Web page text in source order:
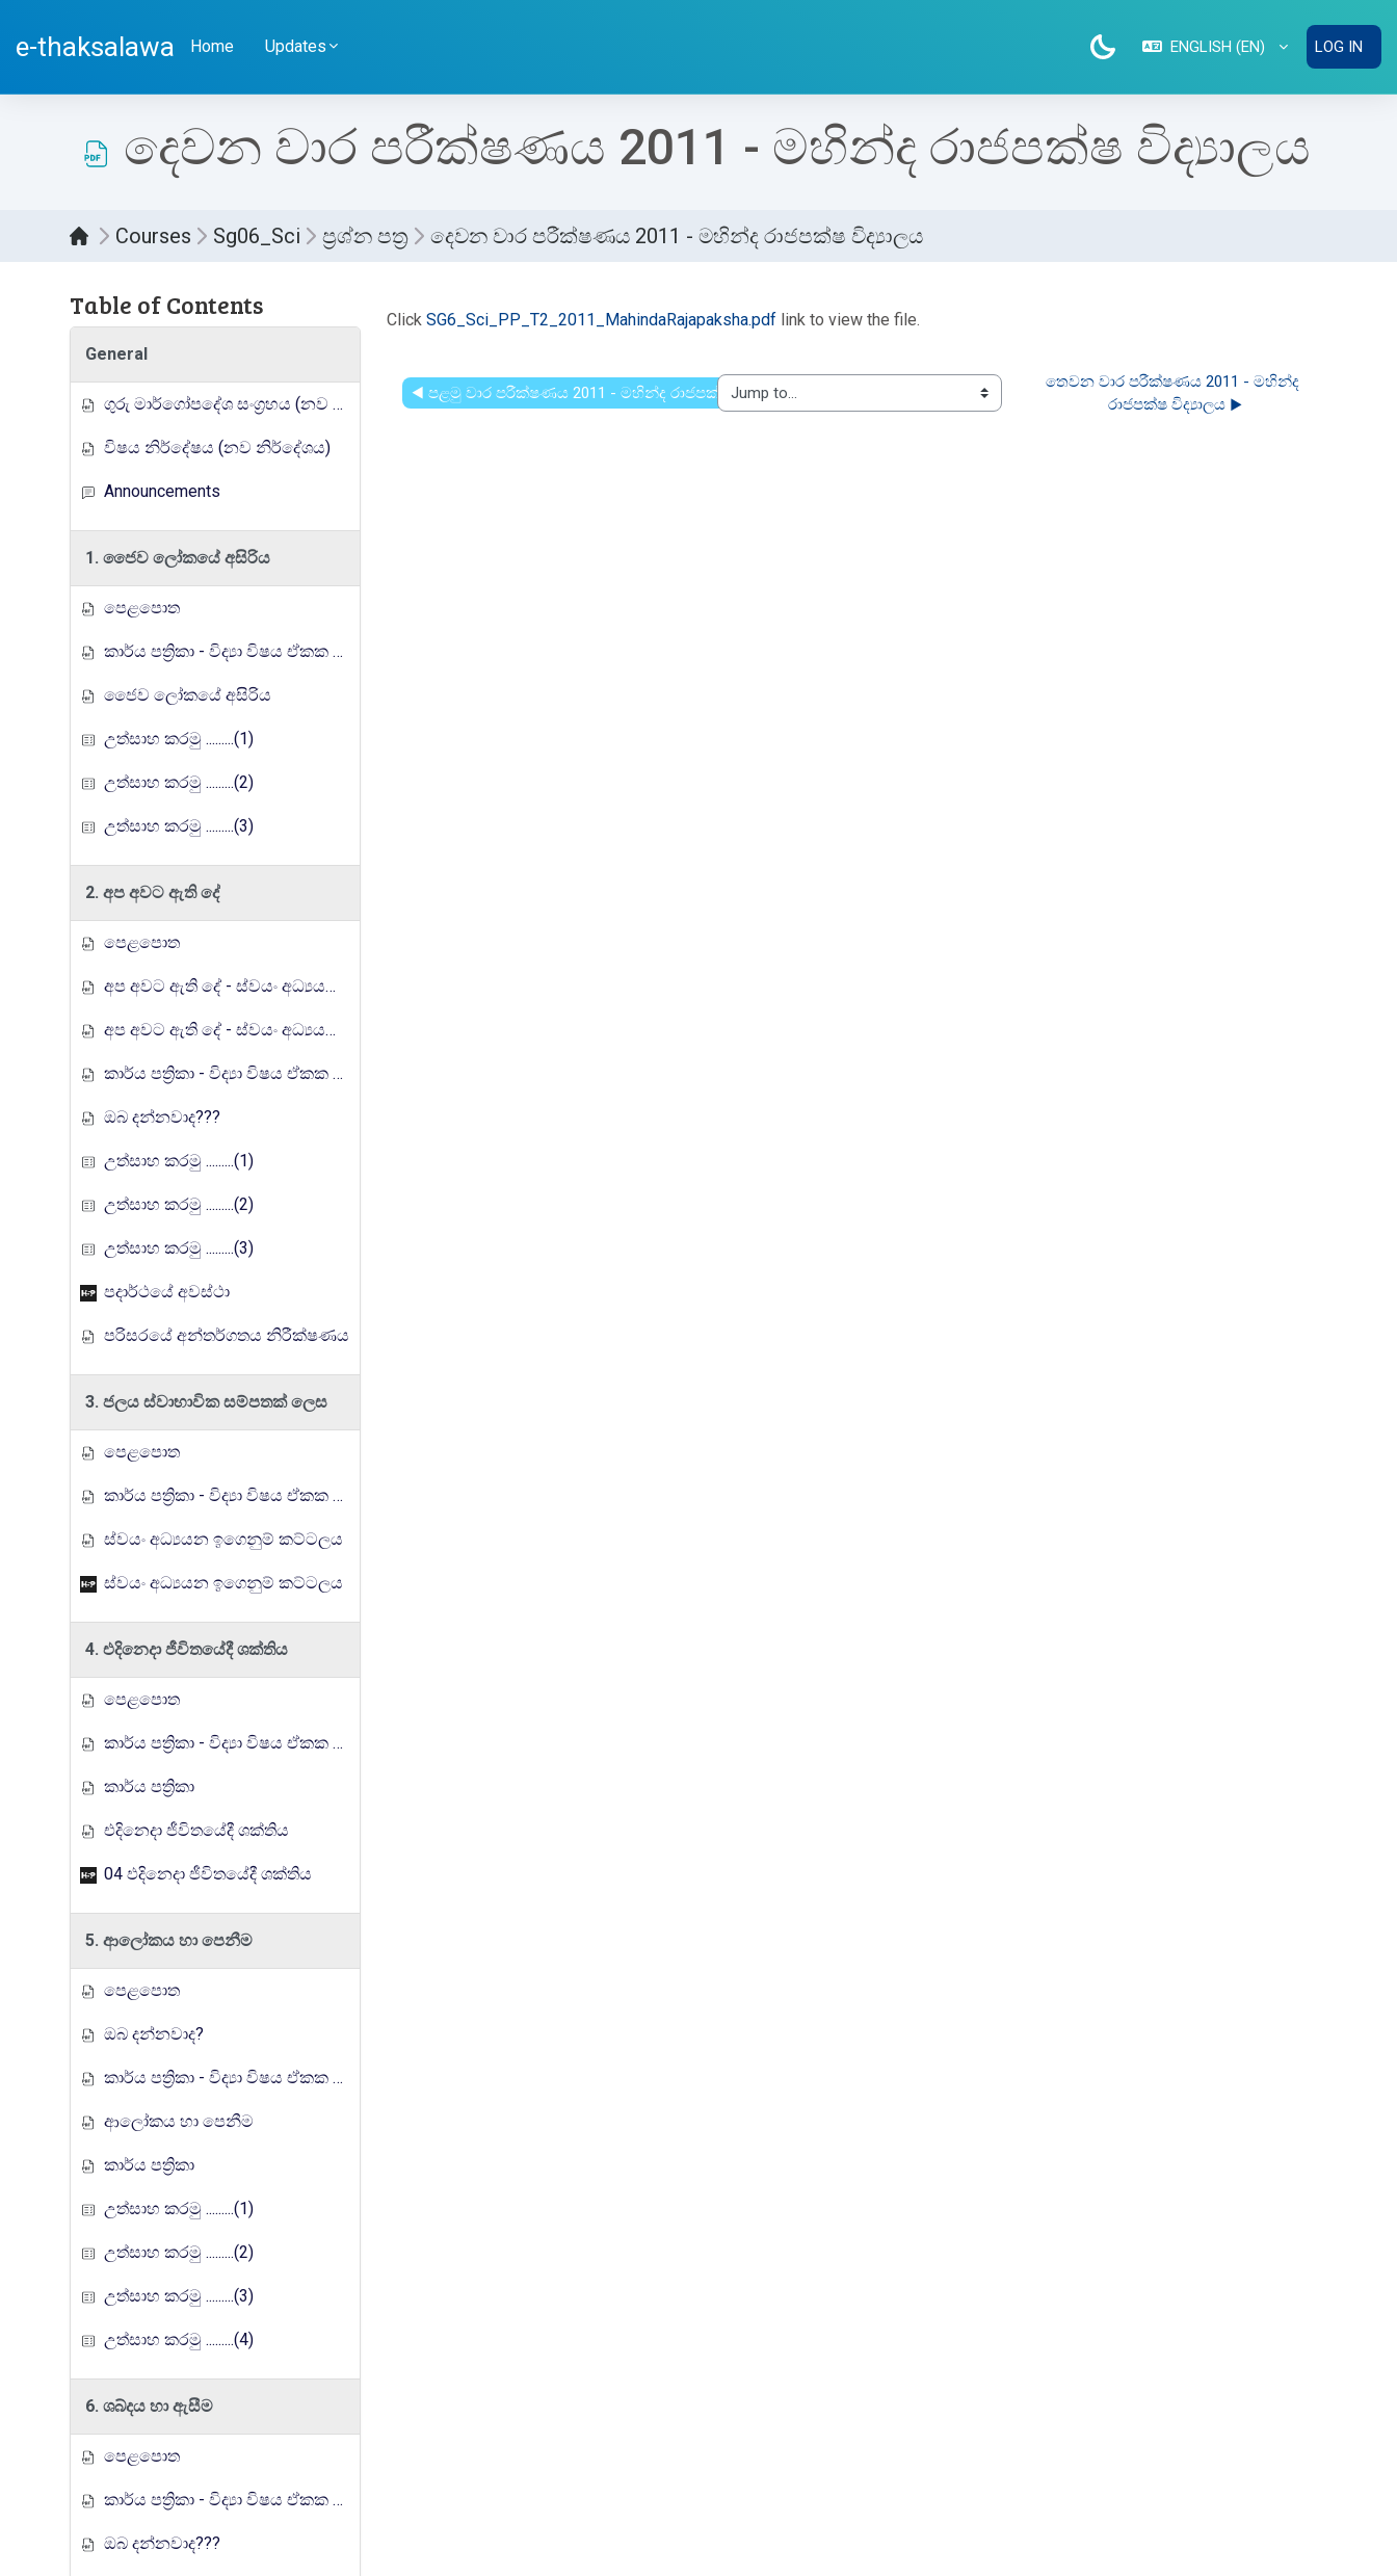
e-thaksalawa Home Updates ENGLISH ‎(EN)‎ LOG IN
දෙවන වාර පරීක්ෂණය 2011 - මහින්ද රාජපක්ෂ විද්‍යාලය
Courses Sg06_Sci ප්‍රශ්න පත්‍ර දෙවන වාර පරීක්ෂණය 2011 - මහින්ද රාජපක්ෂ විද්‍යාලය
Table of Contents
General
ගුරු මාර්ගෝපදේශ සංග්‍රහය (නව නිර්දේශය)
විෂය නිර්දේෂය (නව නිර්දේශය)
Announcements
1. ජෛව ලෝකයේ අසිරිය
පෙළපොත
කාර්ය පත්‍රිකා - විද්‍යා විෂය ඒකක සංවර්ධන වැඩසටහන, මතුගම අධ්‍යාපන කලාපය
ජෛව ලෝකයේ අසිරිය
උත්සාහ කරමු .........(1)
උත්සාහ කරමු .........(2)
උත්සාහ කරමු .........(3)
2. අප අවට ඇති දේ
පෙළපොත
අප අවට ඇති දේ - ස්වයං අධ්‍යයන ඉගෙනුම් කට්ටලය
අප අවට ඇති දේ - ස්වයං අධ්‍යයන ඉගෙනුම් කට්ටලය (පිළිතුරු)
කාර්ය පත්‍රිකා - විද්‍යා විෂය ඒකක සංවර්ධන වැඩසටහන, මතුගම අධ්‍යාපන කලාපය
ඔබ දන්නවාද???
උත්සාහ කරමු .........(1)
උත්සාහ කරමු .........(2)
උත්සාහ කරමු .........(3)
පදාර්ථයේ අවස්ථා
පරිසරයේ අන්තර්ගතය නිරීක්ෂණය
3. ජලය ස්වාභාවික සම්පතක් ලෙස
පෙළපොත
කාර්ය පත්‍රිකා - විද්‍යා විෂය ඒකක සංවර්ධන වැඩසටහන, මතුගම අධ්‍යාපන කලාපය
ස්වයං අධ්‍යයන ඉගෙනුම් කට්ටලය
ස්වයං අධ්‍යයන ඉගෙනුම් කට්ටලය
4. එදිනෙදා ජීවිතයේදී ශක්තිය
පෙළපොත
කාර්ය පත්‍රිකා - විද්‍යා විෂය ඒකක සංවර්ධන වැඩසටහන, මතුගම අධ්‍යාපන කලාපය
කාර්ය පත්‍රිකා
එදිනෙදා ජීවිතයේදී ශක්තිය
04 ඵදිනෙදා ජීවිතයේදී ශක්තිය
5. ආලෝකය හා පෙනීම
පෙළපොත
ඔබ දන්නවාද?
කාර්ය පත්‍රිකා - විද්‍යා විෂය ඒකක සංවර්ධන වැඩසටහන, මතුගම අධ්‍යාපන කලාපය
ආලෝකය හා පෙනීම
කාර්ය පත්‍රිකා
උත්සාහ කරමු .........(1)
උත්සාහ කරමු .........(2)
උත්සාහ කරමු .........(3)
උත්සාහ කරමු .........(4)
6. ශබ්දය හා ඇසීම
පෙළපොත
කාර්ය පත්‍රිකා - විද්‍යා විෂය ඒකක සංවර්ධන වැඩසටහන, මතුගම අධ්‍යාපන කලාපය
ඔබ දන්නවාද???
Click SG6_Sci_PP_T2_2011_MahindaRajapaksha.pdf link to view the file.
◀︎ පළමු වාර පරීක්ෂණය 2011 - මහින්ද රාජපක්ෂ විද්‍යාලය
Jump to...
තෙවන වාර පරීක්ෂණය 2011 - මහින්ද
රාජපක්ෂ විද්‍යාලය ▶︎